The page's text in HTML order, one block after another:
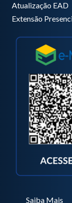
Atualização EAD
Extensão
Saiba Mais